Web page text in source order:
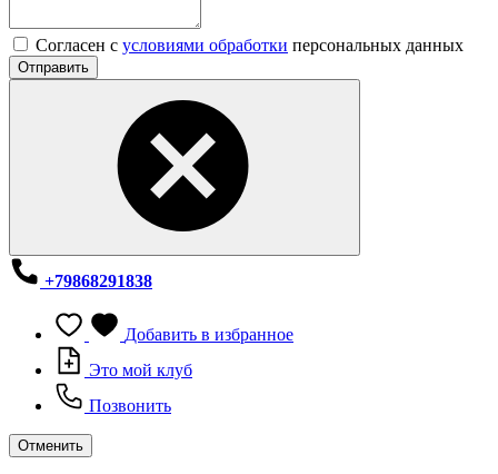
Согласен с условиями обработки персональных данных
Отправить
+79868291838
Добавить в избранное
Это мой клуб
Позвонить
Отменить